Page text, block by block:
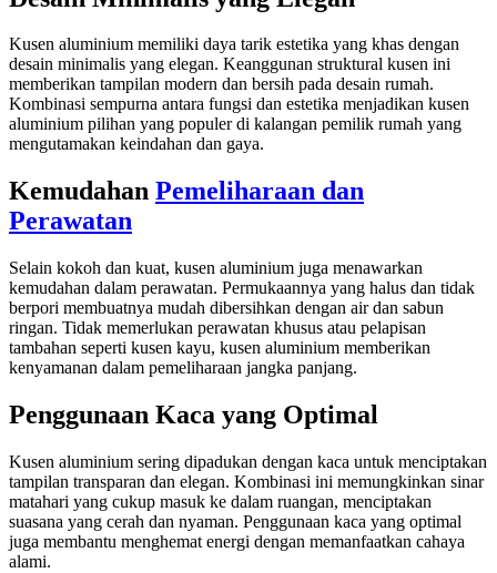
Kusen aluminium memiliki daya tarik estetika yang khas dengan
desain minimalis yang elegan. Keanggunan struktural kusen ini
memberikan tampilan modern dan bersih pada desain rumah.
Kombinasi sempurna antara fungsi dan estetika menjadikan kusen
aluminium pilihan yang populer di kalangan pemilik rumah yang
mengutamakan keindahan dan gaya.
Kemudahan Pemeliharaan dan
Perawatan
Selain kokoh dan kuat, kusen aluminium juga menawarkan
kemudahan dalam perawatan. Permukaannya yang halus dan tidak
berpori membuatnya mudah dibersihkan dengan air dan sabun
ringan. Tidak memerlukan perawatan khusus atau pelapisan
tambahan seperti kusen kayu, kusen aluminium memberikan
kenyamanan dalam pemeliharaan jangka panjang.
Penggunaan Kaca yang Optimal
Kusen aluminium sering dipadukan dengan kaca untuk menciptakan
tampilan transparan dan elegan. Kombinasi ini memungkinkan sinar
matahari yang cukup masuk ke dalam ruangan, menciptakan
suasana yang cerah dan nyaman. Penggunaan kaca yang optimal
juga membantu menghemat energi dengan memanfaatkan cahaya
alami.